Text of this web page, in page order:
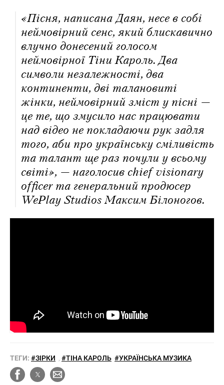
«Пісня, написана Даян, несе в собі
неймовірний сенс, який блискавично
влучно донесений голосом
неймовірної Тіни Кароль. Два
символи незалежності, два
континенти, дві талановиті
жінки, неймовірний зміст у пісні —
це те, що змусило нас працювати
над відео не покладаючи рук задля
того, аби про українську сміливість
та талант ще раз почули у всьому
світі», — наголосив chief visionary
officer та генеральний продюсер
WePlay Studios Максим Білоногов.
ТЕГИ: #ЗІРКИ #ТІНА КАРОЛЬ #УКРАЇНСЬКА МУЗИКА